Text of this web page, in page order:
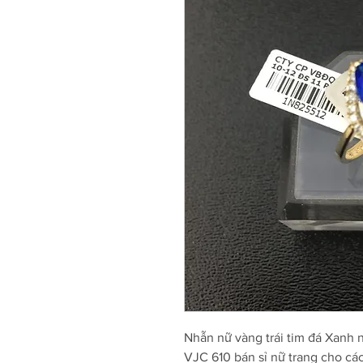
Nhẫn nữ vàng trái tim đá Xanh
VJC 610 bán sỉ nữ trang cho